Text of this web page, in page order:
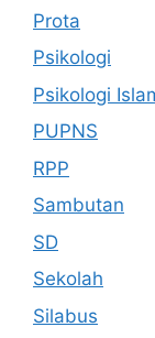
Prota
Psikologi
Psikologi
PUPNS
RPP
Sambutan
SD
Sekolah
Silabus